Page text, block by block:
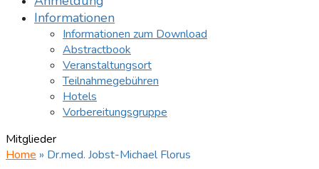
Informationen
Informationen zum Download
Abstractbook
Veranstaltungsort
Teilnahmegebühren
Hotels
Vorbereitungsgruppe
Mitglieder
Home » Dr.med. Jobst-Michael Florus